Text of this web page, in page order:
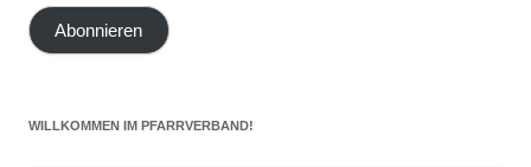
Mail-
Adresse
Abonnieren
WILLKOMMEN IM PFARRVERBAND!